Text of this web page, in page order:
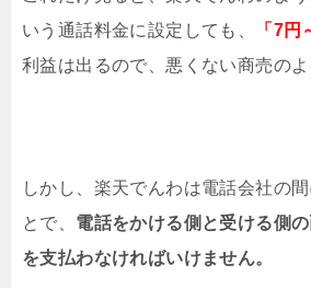
いう通話料金に設定しても、
「7円
利益は出るので、悪くない商売のよ
しかし、楽天でんわは電話会社の
とで、 電話をかける側と受ける側
を支払わなければいけません。